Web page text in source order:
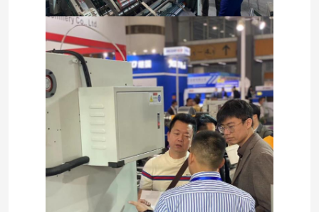
Casa.
Prodotti
Su di noi
visita della fabbrica
Controllo della qualità